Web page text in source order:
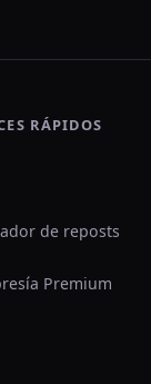
RÁPIDOS
de reposts
Premium